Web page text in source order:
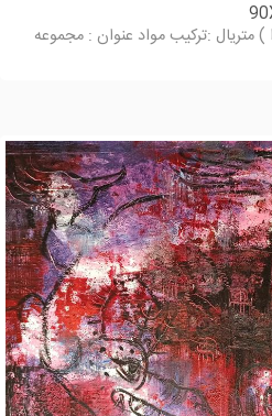
متریال :ترکیب مواد عنوان : مجموعه